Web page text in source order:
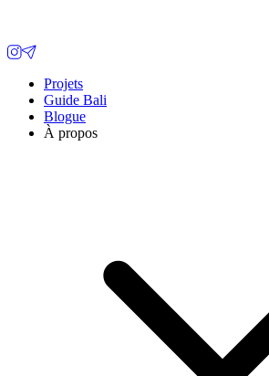
Projets
Guide Bali
Blogue
À propos